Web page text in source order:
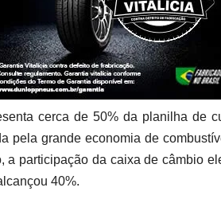
cerca de 50% da planilha de
pela grande economia de
a participação da caixa de câmbio
40%.